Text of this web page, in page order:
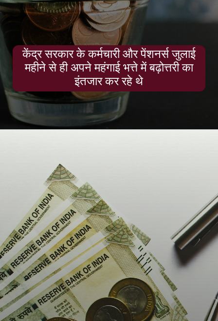
केंद्र सरकार के कर्मचारी और पेंशनर्स जुलाई
महीने से ही अपने महंगाई भत्ते में बढ़ोत्तरी का
इंतजार कर रहे थे